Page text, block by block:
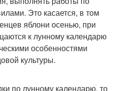
Это касается, в том
яблони осенью, при
к лунному календарю
особенностями
культуры.
по лунному календарю, то